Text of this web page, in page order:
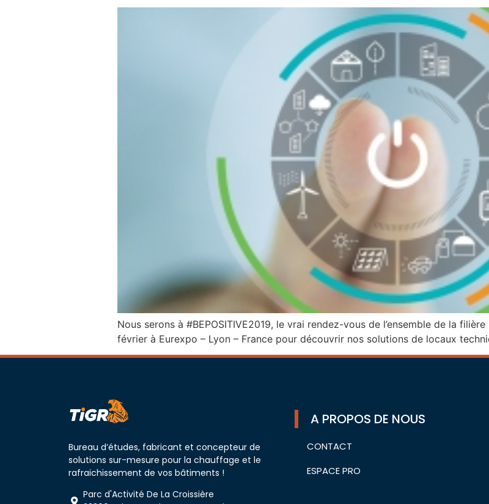
Nous serons à #BEPOSITIVE2019, le vrai rendez-vous de l’ensemble de la
février à Eurexpo – Lyon – France pour découvrir nos solutions de locaux
Bureau d’études, fabricant et concepteur de
solutions sur-mesure pour la chauffage et le
rafraichissement de vos bâtiments !
Parc d'Activité De La Croissière
A PROPOS DE NOUS
CONTACT
ESPACE PRO